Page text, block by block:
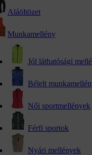
Aláöltözet
Munkamellény
Jól láthatósági
Bélelt
Női sportmellények
Férfi sportok
Nyári mellények